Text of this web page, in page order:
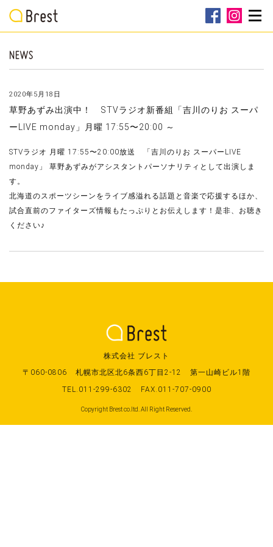
2020年5月18日
草野あずみ出演中！ STVラジオ新番組「吉川のりお スーパ
ーLIVE monday」月曜 17:55〜20:00 ～
STVラジオ 月曜 17:55〜20:00放送 「吉川のりお スーパーLIVE
monday」 草野あずみがアシスタントパーソナリティとして出演しま
す。
北海道のスポーツシーンをライブ感溢れる話題と音楽で応援するほか、
試合直前のファイターズ情報もたっぷりとお伝えします！是非、お聴き
ください♪
株式会社 ブレスト
〒060-0806
札幌市北区北6条西6丁目2-12
第一山崎ビル1階
TEL.011-299-6302
FAX.011-707-0900
Copyright Brest co.ltd. All Right Reserved.